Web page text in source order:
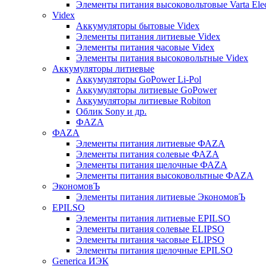
Элементы питания высоковольтовые Varta
Videx
Аккумуляторы бытовые Videx
Элементы питания литиевые Videx
Элементы питания часовые Videx
Элементы питания высоковольтные Videx
Аккумуляторы литиевые
Аккумуляторы GoPower Li-Pol
Аккумуляторы литиевые GoPower
Аккумуляторы литиевые Robiton
Облик Sony и др.
ФAZA
ФАZA
Элементы питания литиевые ФАZА
Элементы питания солевые ФАZА
Элементы питания щелочные ФАZА
Элементы питания высоковольтные ФAZA
ЭкономовЪ
Элементы питания литиевые ЭкономовЪ
EPILSO
Элементы питания литиевые EPILSO
Элементы питания солевые ELIPSO
Элементы питания часовые ELIPSO
Элементы питания щелочные EPILSO
Generica ИЭК